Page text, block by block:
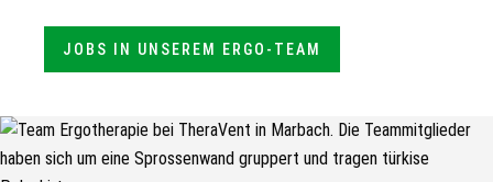
JOBS IN UNSEREM ERGO-TEAM